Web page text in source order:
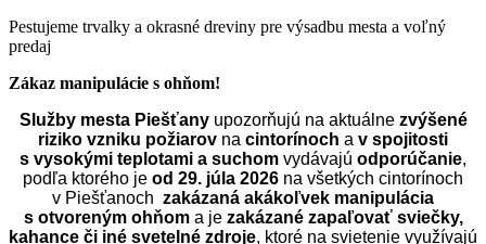
Pestujeme trvalky a okrasné dreviny pre výsadbu mesta a voľný
predaj
Zákaz manipulácie s ohňom!
Služby mesta Piešťanyupozorňujú na aktuálne zvýšené
riziko vzniku požiarov na cintorínoch a v spojitosti
s vysokými teplotami a suchom vydávajú odporúčanie,
podľa ktorého je od 29. júla 2026 na všetkých cintorínoch
v Piešťanoch zakázaná akákoľvek manipulácia
s otvoreným ohňoma je zakázané zapaľovať sviečky,
kahance či iné svetelné zdroje, ktoré na svietenie využívajú